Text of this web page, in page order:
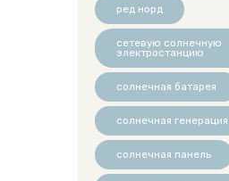
ред норд
сетевую солнечную
электростанцию
солнечная батарея
солнечная генерация
солнечная панель